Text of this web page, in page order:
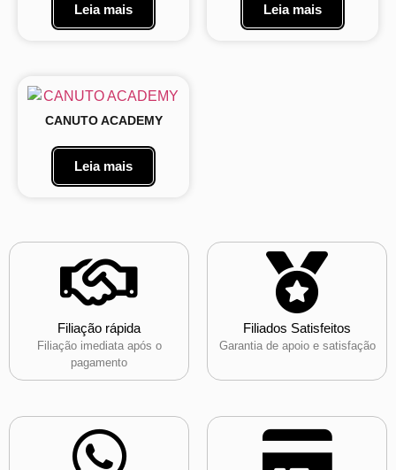
Leia mais Leia mais
CANUTO ACADEMY
Leia mais
Filiação rápida
Filiação imediata após o
pagamento
Filiados Satisfeitos
Garantia de apoio e satisfação